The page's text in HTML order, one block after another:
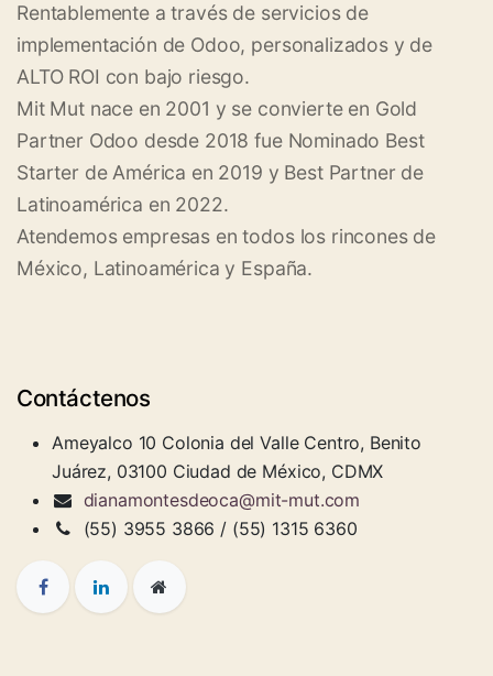
Rentablemente a través de servicios de
implementación de Odoo, personalizados y de
ALTO ROI con bajo riesgo.
Mit Mut nace en 2001 y se convierte en Gold
Partner Odoo desde 2018 fue Nominado Best
Starter de América en 2019 y Best Partner de
Latinoamérica en 2022.
Atendemos empresas en todos los rincones de
México, Latinoamérica y España.
Contáctenos
Ameyalco 10 Colonia del Valle Centro, Benito
Juárez, 03100 Ciudad de México, CDMX
dianamontesdeoca@mit-mut.com
(55) 3955 3866 / (55) 1315 6360